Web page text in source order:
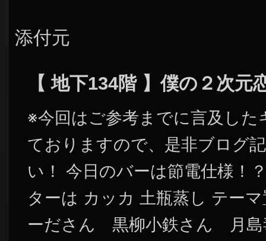
添付元
【 地下134階 】僕の２次
※今回はご参考までに言及した
ておりますので、是非ブログ
い！ 今日のバーは節電仕様！
ターは カッカ 土瓶蒸し テー
ーださん 黒柳小鉄さん 月